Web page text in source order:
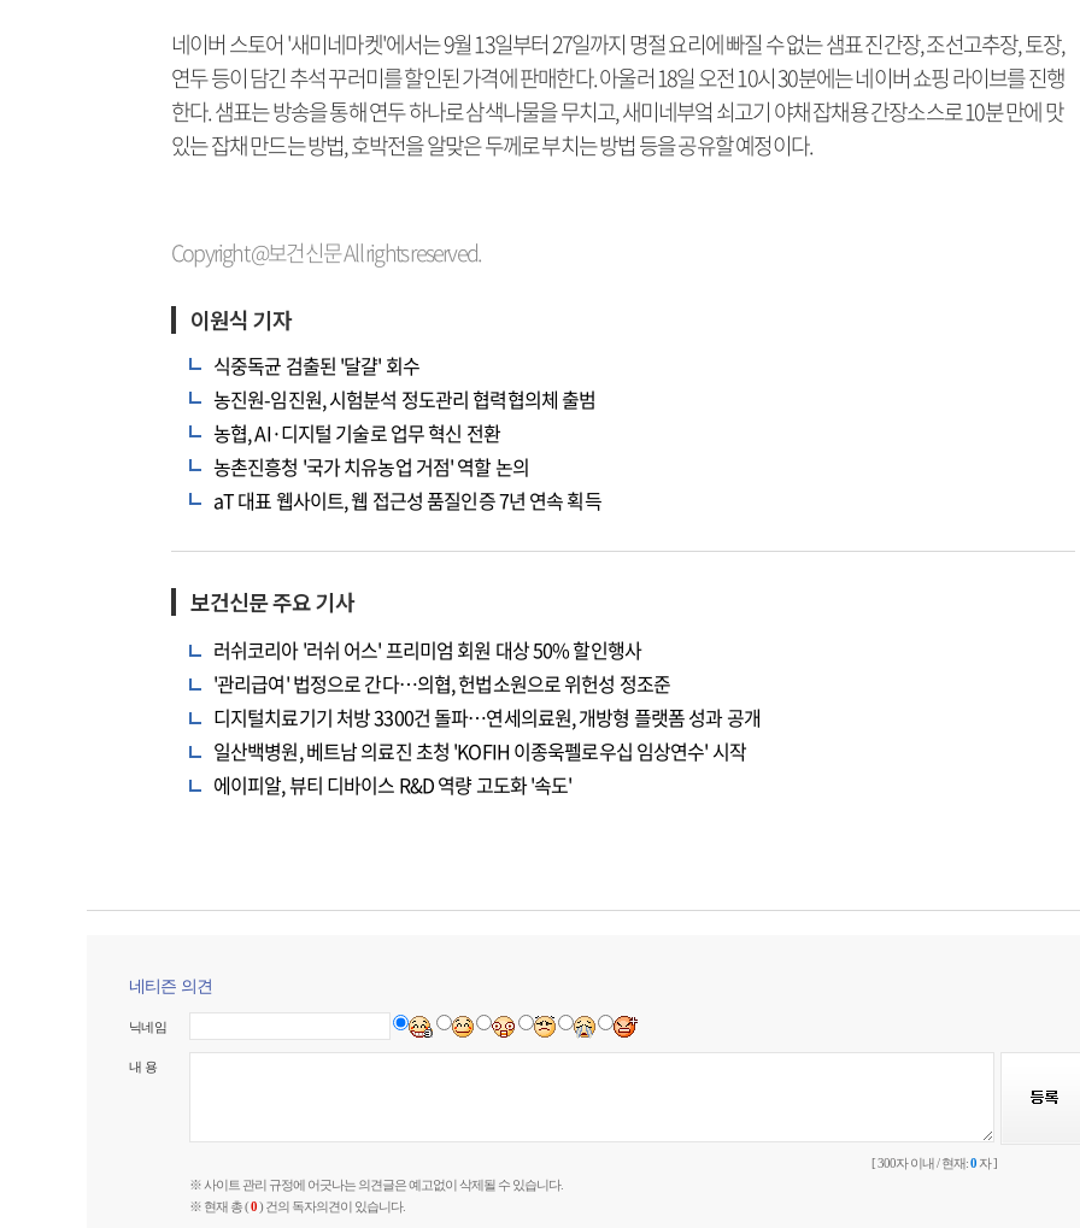
네이버 스토어 '새미네마켓'에서는 9월 13일부터 27일까지 명절 요리에 빠질 수 없는 샘표 진간장, 조선고추장, 토장,
연두 등이 담긴 추석 꾸러미를 할인된 가격에 판매한다. 아울러 18일 오전 10시 30분에는 네이버 쇼핑 라이브를 진행
한다. 샘표는 방송을 통해 연두 하나로 삼색나물을 무치고, 새미네부엌 쇠고기 야채 잡채용 간장소스로 10분 만에 맛
있는 잡채 만드는 방법, 호박전을 알맞은 두께로 부치는 방법 등을 공유할 예정이다.
Copyright @보건신문 All rights reserved.
이원식 기자
식중독균 검출된 '달걀' 회수
농진원-임진원, 시험분석 정도관리 협력협의체 출범
농협, AI·디지털 기술로 업무 혁신 전환
농촌진흥청 '국가 치유농업 거점' 역할 논의
aT 대표 웹사이트, 웹 접근성 품질인증 7년 연속 획득
보건신문 주요 기사
러쉬코리아 '러쉬 어스' 프리미엄 회원 대상 50% 할인행사
'관리급여' 법정으로 간다…의협, 헌법소원으로 위헌성 정조준
디지털치료기기 처방 3300건 돌파…연세의료원, 개방형 플랫폼 성과 공개
일산백병원, 베트남 의료진 초청 'KOFIH 이종욱펠로우십 임상연수' 시작
에이피알, 뷰티 디바이스 R&D 역량 고도화 '속도'
네티즌 의견
닉네임
내 용
[ 300자 이내 / 현재:0 자 ]
※ 사이트 관리 규정에 어긋나는 의견글은 예고없이 삭제될 수 있습니다.
※ 현재 총 (0) 건의 독자의견이 있습니다.